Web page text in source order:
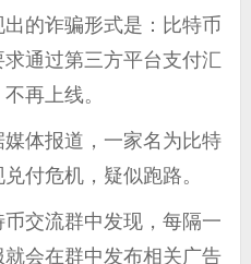
的诈骗形式是：比特币
通过第三方平台支付汇
再上线。
体报道，一家名为比特
付危机，疑似跑路。
交流群中发现，每隔一
会在群中发布相关广告